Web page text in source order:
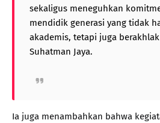
sekaligus meneguhkan
mendidik generasi yang tidak
akademis, tetapi juga
Suhatman Jaya.
Ia juga menambahkan bahwa